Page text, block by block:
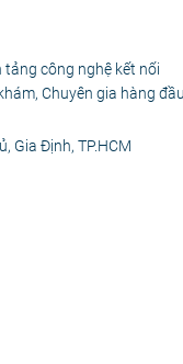
công nghệ kết nối
Chuyên gia hàng
Gia Định, TP.HCM